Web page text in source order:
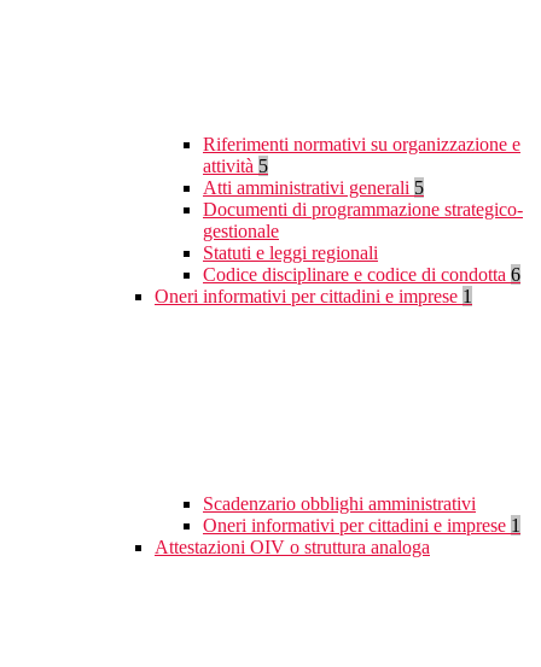
Riferimenti normativi su organizzazione e
attività 5
Atti amministrativi generali 5
Documenti di programmazione strategico-
gestionale
Statuti e leggi regionali
Codice disciplinare e codice di condotta 6
Oneri informativi per cittadini e imprese 1
Scadenzario obblighi amministrativi
Oneri informativi per cittadini e imprese 1
Attestazioni OIV o struttura analoga